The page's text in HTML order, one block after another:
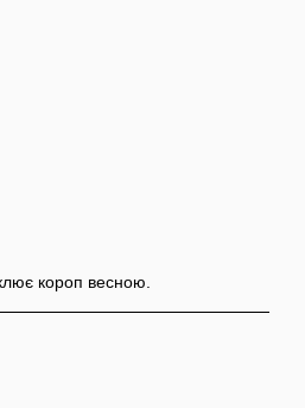
короп весною.